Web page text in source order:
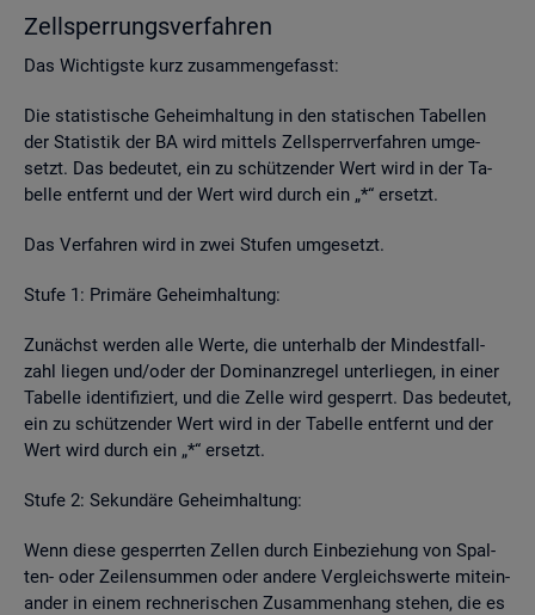
Zell­sper­rungs­ver­fah­ren
Das Wich­tigs­te kurz zu­sam­men­ge­fasst:
Die sta­tis­ti­sche Ge­heim­hal­tung in den sta­ti­schen Ta­bel­len
der Sta­tis­tik der BA wird mit­tels Zell­sperr­ver­fah­ren um­ge­
setzt. Das be­deu­tet, ein zu schüt­zen­der Wert wird in der Ta­
bel­le ent­fernt und der Wert wird durch ein „*“ er­setzt.
Das Ver­fah­ren wird in zwei Stu­fen um­ge­setzt.
Stufe 1: Pri­mä­re Ge­heim­hal­tung:
Zu­nächst wer­den alle Werte, die un­ter­halb der Min­dest­fall­
zahl lie­gen und/oder der Do­mi­nanz­re­gel un­ter­lie­gen, in einer
Ta­bel­le iden­ti­fi­ziert, und die Zelle wird ge­sperrt. Das be­deu­tet,
ein zu schüt­zen­der Wert wird in der Ta­bel­le ent­fernt und der
Wert wird durch ein „*“ er­setzt.
Stufe 2: Se­kun­dä­re Ge­heim­hal­tung:
Wenn diese ge­sperr­ten Zel­len durch Ein­be­zie­hung von Spal­
ten- oder Zei­len­sum­men oder an­de­re Ver­gleichs­wer­te mit­ein­
an­der in einem rech­ne­ri­schen Zu­sam­men­hang ste­hen, die es